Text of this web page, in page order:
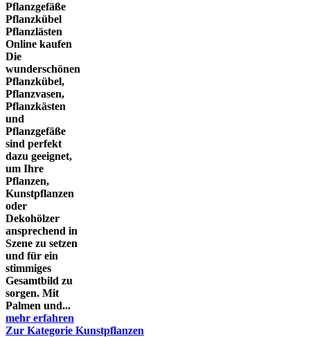
Pflanzgefäße
Pflanzkübel
Pflanzlästen
Online kaufen
Die
wunderschönen
Pflanzkübel,
Pflanzvasen,
Pflanzkästen
und
Pflanzgefäße
sind perfekt
dazu geeignet,
um Ihre
Pflanzen,
Kunstpflanzen
oder
Dekohölzer
ansprechend in
Szene zu setzen
und für ein
stimmiges
Gesamtbild zu
sorgen. Mit
Palmen und...
mehr erfahren
Zur Kategorie Kunstpflanzen